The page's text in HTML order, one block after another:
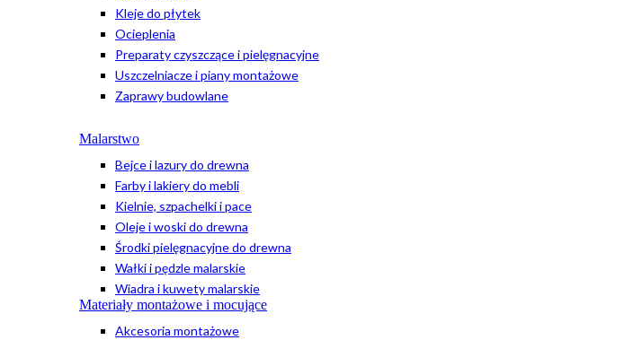
Kleje do płytek
Ocieplenia
Preparaty czyszczące i pielęgnacyjne
Uszczelniacze i piany montażowe
Zaprawy budowlane
Malarstwo
Bejce i lazury do drewna
Farby i lakiery do mebli
Kielnie, szpachelki i pace
Oleje i woski do drewna
Środki pielęgnacyjne do drewna
Wałki i pędzle malarskie
Wiadra i kuwety malarskie
Materiały montażowe i mocujące
Akcesoria montażowe